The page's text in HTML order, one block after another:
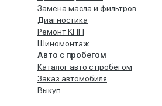
Замена масла и фильтров
Диагностика
Ремонт КПП
Шиномонтаж
Авто с пробегом
Каталог авто с пробегом
Заказ автомобиля
Выкуп